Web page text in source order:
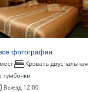
фотографии
Кровать двуспальная
тумбочки
Выезд 12:00